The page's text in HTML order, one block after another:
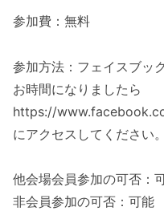
参加費：無料
参加方法：フェイスブッ
お時間になりましたら
https://
にアクセスしてください。
他会場会員参加の可否：
非会員参加の可否：可能